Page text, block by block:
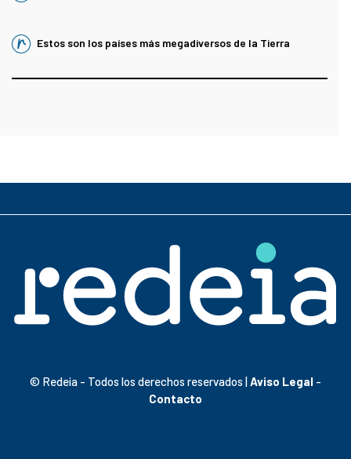
Estos son los países más megadiversos de la Tierra
© Redeia - Todos los derechos reservados |Aviso Legal -
Contacto